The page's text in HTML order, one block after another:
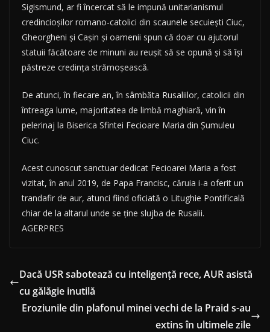
Sigismund, ar fi încercat să le impună unitarianismul
credincioșilor romano-catolici din scaunele secuiești Ciuc,
Gheorgheni și Cașin și oamenii spun că doar cu ajutorul
statuii făcătoare de minuni au reușit să se opună și să își
păstreze credința strămoșească.
De atunci, în fiecare an, în sâmbăta Rusaliilor, catolicii din
întreaga lume, majoritatea de limbă maghiară, vin în
pelerinaj la Biserica Sfintei Fecioare Maria din Șumuleu
Ciuc.
Acest cunoscut sanctuar dedicat Fecioarei Maria a fost
vizitat, în anul 2019, de Papa Francisc, căruia i-a oferit un
trandafir de aur, atunci fiind oficiată o Litughie Pontificală
chiar de la altarul unde se ține slujba de Rusalii.
AGERPRES
Dacă USR sabotează cu inteligență rece, AUR asistă
cu gălăgie inutilă
Eroziunile din plafonul minei vechi de la Praid s-au
extins în ultimele zile